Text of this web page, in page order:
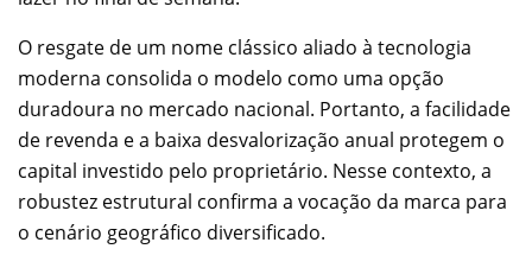
O resgate de um nome clássico aliado à tecnologia
moderna consolida o modelo como uma opção
duradoura no mercado nacional. Portanto, a facilidade
de revenda e a baixa desvalorização anual protegem o
capital investido pelo proprietário. Nesse contexto, a
robustez estrutural confirma a vocação da marca para
o cenário geográfico diversificado.